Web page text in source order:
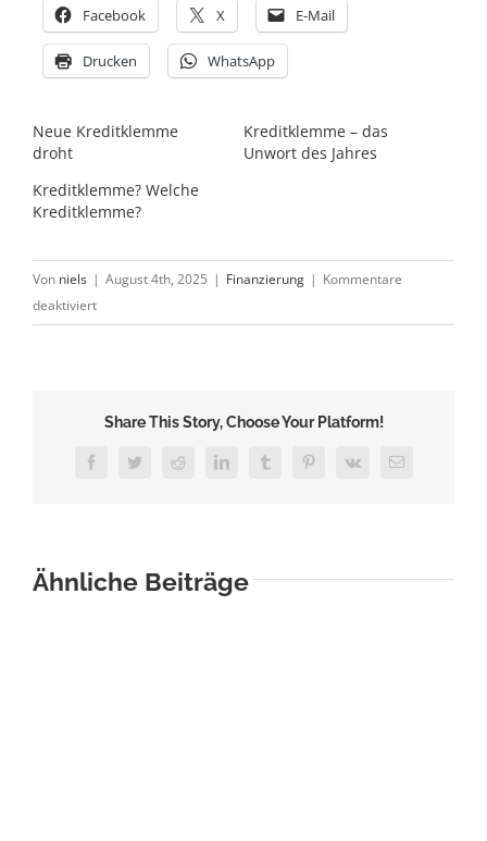
Facebook X E-Mail
Drucken WhatsApp
Neue Kreditklemme
droht
Kreditklemme – das
Unwort des Jahres
Kreditklemme? Welche
Kreditklemme?
Von niels | August 4th, 2025 | Finanzierung | Kommentare
deaktiviertfür
Definition
Share This Story, Choose Your Platform!
FacebookTwitterReddit LinkedInTumblrPinterest
Vk
E-
Ähnliche Beiträge